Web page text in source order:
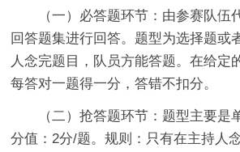
（一）必答题环节：由参赛队伍
回答题集进行回答。题型为选择题或
人念完题目，队员方能答题。在给定
每答对一题得一分，答错不扣分。
（二）抢答题环节：题型主要是
分值：2分/题。规则：只有在主持人